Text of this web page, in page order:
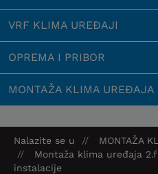
VRF KLIMA UREĐAJI
OPREMA I PRIBOR
MONTAŽA KLIMA UREĐAJA
Nalazite se u
MONTAŽA
Montaža klima uređaja
instalacije